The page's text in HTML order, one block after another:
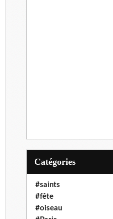
Catégories
#saints
#fête
#oiseau